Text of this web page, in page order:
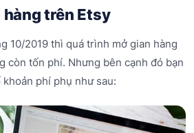
hàng trên Etsy
10/2019 thì quá trình mở gian hàng
còn tốn phí. Nhưng bên cạnh đó bạn
phí phụ như sau: